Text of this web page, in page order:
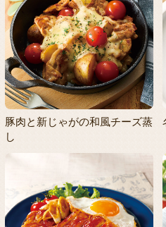
豚肉と新じゃがの和風チーズ蒸
し